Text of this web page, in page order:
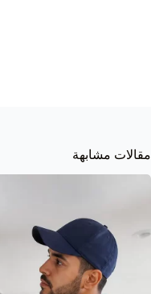
مقالات مشابهة